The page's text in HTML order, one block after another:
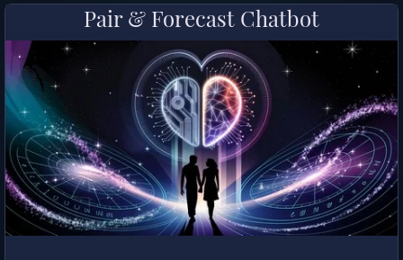
Pair & Forecast Chatbot